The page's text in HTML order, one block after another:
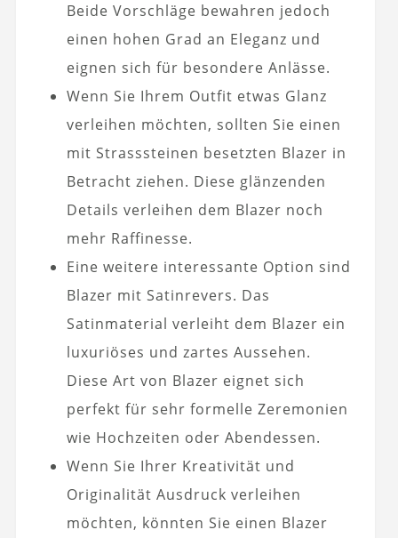
Beide Vorschläge bewahren jedoch
einen hohen Grad an Eleganz und
eignen sich für besondere Anlässe.
Wenn Sie Ihrem Outfit etwas Glanz
verleihen möchten, sollten Sie einen
mit Strasssteinen besetzten Blazer in
Betracht ziehen. Diese glänzenden
Details verleihen dem Blazer noch
mehr Raffinesse.
Eine weitere interessante Option sind
Blazer mit Satinrevers. Das
Satinmaterial verleiht dem Blazer ein
luxuriöses und zartes Aussehen.
Diese Art von Blazer eignet sich
perfekt für sehr formelle Zeremonien
wie Hochzeiten oder Abendessen.
Wenn Sie Ihrer Kreativität und
Originalität Ausdruck verleihen
möchten, könnten Sie einen Blazer